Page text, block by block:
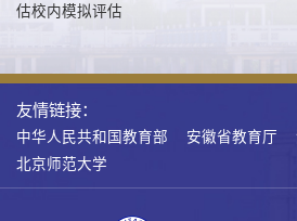
估校内模拟评估
友情链接：
中华人民共和国教育部 安徽省教育厅
北京师范大学